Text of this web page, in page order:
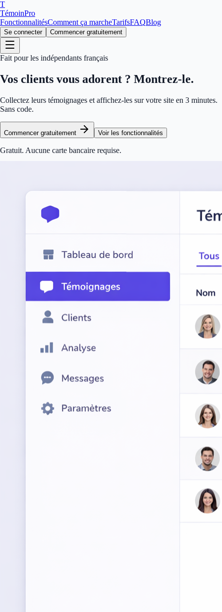
T
TémoinPro
FonctionnalitésComment ça marcheTarifsFAQBlog
Se connecter Commencer gratuitement
Fait pour les indépendants français
Vos clients vous adorent ? Montrez-le.
Collectez leurs témoignages et affichez-les sur votre site en 3 minutes.
Sans code.
Commencer gratuitement Voir les fonctionnalités
Gratuit. Aucune carte bancaire requise.